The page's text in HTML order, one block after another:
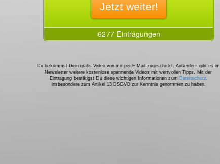
Du bekommst Dein gratis Video von mir per E-Mail zugeschickt. Außerdem gibt es im
Newsletter weitere kostenlose spannende Videos mit wertvollen Tipps. Mit der
Eintragung bestätigst Du diese wichtigen Informationen zum Datenschutz,
insbesondere zum Artikel 13 DSGVO zur Kenntnis genommen zu haben.